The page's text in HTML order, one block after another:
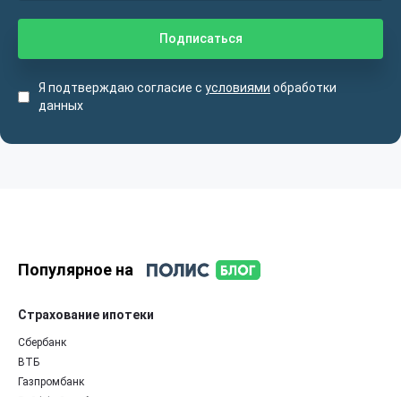
Я подтверждаю согласие с условиями обработки
данных
Популярное на
Страхование ипотеки
Сбербанк
ВТБ
Газпромбанк